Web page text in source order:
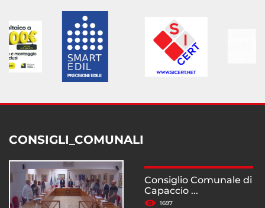
CONSIGLI_COMUNALI
Consiglio Comunale di
Capaccio ...
1697